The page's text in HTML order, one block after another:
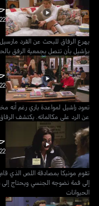
حلقة
يهرع الرفاق للبحث عن القرد
براشيل بأن تتصل بجمعية الرفق
حلقة
تعود راشيل لمواعدة باري رغم أنه
عن الرد على مكالماته. يكتشف
حلقة
تقوم مونيكا بمصادقة اللص الذي
إلى قمة نضوجه الجنسي ويحتاج
الحيوانات